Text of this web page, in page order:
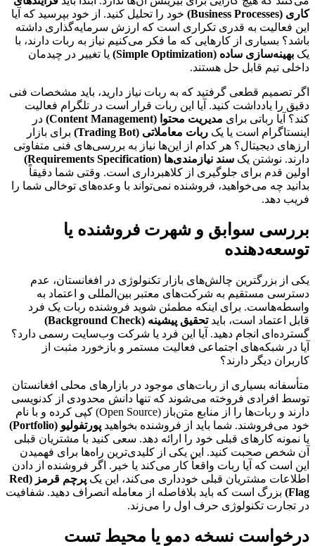
کاری (Business Processes)
خود را تحلیل کنید. از خود بپرسید که آیا
این فعالیت به قدری تکراری است که ارزش سرمایه‌گذاری داشته
باشد؟ بسیاری از کارهایی که ما فکر می‌کنیم نیاز به ربات دارند، با
یک بهینه‌سازی ساده (Simple Optimization)
یا تغییر در چیدمان
داخلی تیم قابل حل هستند.
اگر تصمیم قطعی گرفتید که به ربات نیاز دارید، باید مشخصات فنی
دقیق را یادداشت کنید. آیا این ربات قرار است در تلگرام فعالیت
کند؟ آیا رباتی برای مدیریت محتوا (Content Management)
در
اینستاگرام است یا یک ربات معاملاتی (Trading Bot)
برای بازار
ارزهای دیجیتال؟ هر کدام از این‌ها نیاز به بررسی‌های فنی متفاوتی
دارند. نوشتن یک سند نیازمندی‌ها (Requirements Specification)
اولین قدم برای جلوگیری از کلاهبرداری است. وقتی شما دقیقاً
بدانید چه می‌خواهید، فروشنده نمی‌تواند با وعده‌های توخالی شما را
فریب دهد.
بررسی سوابق و شهرت فروشنده یا
توسعه‌دهنده
یکی از بزرگترین چالش‌های بازار تکنولوژی در افغانستان، عدم
دسترسی مستقیم به شرکت‌های معتبر بین‌المللی و اعتماد به
واسطه‌هاست. برای اینکه مطمئن شوید فروشنده ربات یک فرد
قابل اعتماد است، بایدتحقیق پیشینه (Background Check)
گسترده‌ای انجام دهید. آیا این فرد یا شرکت وب‌سایت رسمی دارد؟
آیا در شبکه‌های اجتماعی فعالیت مستمر و بازخورد مثبت از
کاربران دیگر دارند؟
متأسفانه بسیاری از ربات‌های موجود در بازارهای محلی افغانستان
توسط افرادی فروخته می‌شوند که تنها دانش محدودی از کدنویسی
دارند و ربات‌ها را از منابع متن‌باز (Open Source) کپی کرده و با نام
خود می‌فروشند. شما باید از فروشنده بخواهید پورتفولیو (Portfolio)
یا نمونه کارهای قبلی خود را ارائه دهد. سعی کنید با مشتریان قبلی
آن شخص صحبت کنید. این یکی از کلیدی‌ترین راه‌ها برای فهمیدن
این است که آیا ربات واقعاً کار می‌کند یا خیر. اگر فروشنده از دادن
اطلاعات مشتریان قبلی خودداری می‌کند، این یک
پرچم قرمز (Red
Flag) بزرگ است که باید بلافاصله از معامله انصراف دهید. شفافیت
در تجارت تکنولوژی حرف اول را می‌زند.
درخواست نسخه دمو یا محیط تست